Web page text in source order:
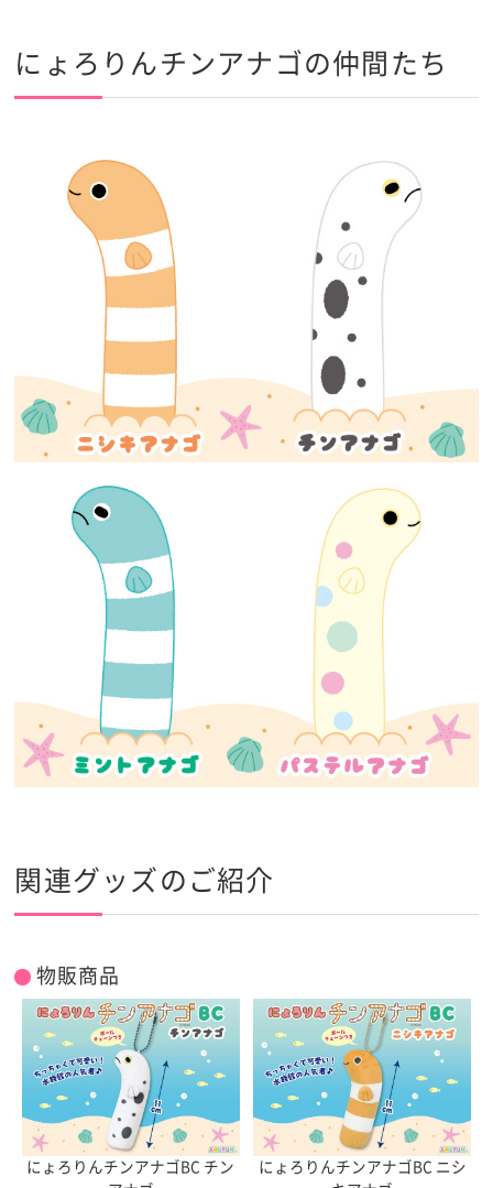
にょろりんチンアナゴの仲間たち
関連グッズのご紹介
物販商品
にょろりんチンアナゴBC チン
にょろりんチンアナゴBC ニシ